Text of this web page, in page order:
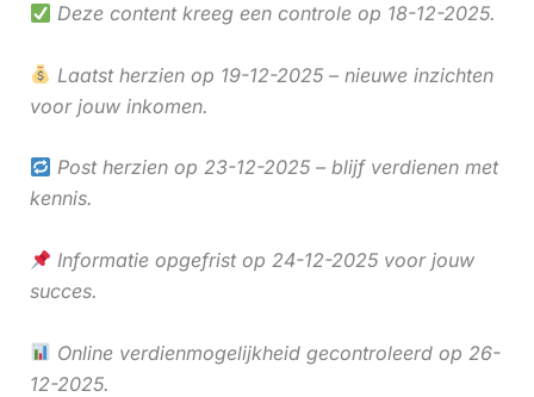
Deze content kreeg een controle op 18-12-2025.
Laatst herzien op 19-12-2025 – nieuwe inzichten
voor jouw inkomen.
Post herzien op 23-12-2025 – blijf verdienen met
kennis.
Informatie opgefrist op 24-12-2025 voor jouw
succes.
Online verdienmogelijkheid gecontroleerd op 26-
12-2025.